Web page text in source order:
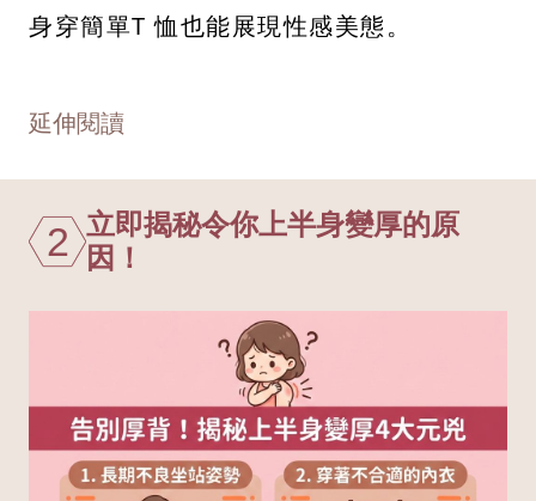
身穿簡單T 恤也能展現性感美態。
延伸閱讀
2 立即揭秘令你上半身變厚的原
因！